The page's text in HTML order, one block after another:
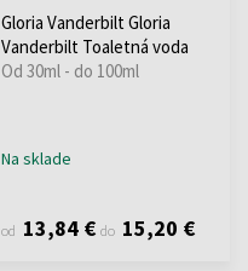
Gloria Vanderbilt Gloria
Vanderbilt Toaletná voda
Od 30ml - do 100ml
Na sklade
od 13,84 € do 15,20 €